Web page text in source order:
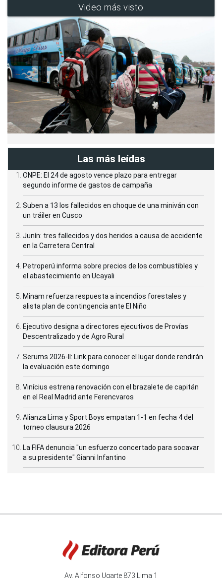
Video más visto
Las más leídas
ONPE: El 24 de agosto vence plazo para entregar
segundo informe de gastos de campaña
Suben a 13 los fallecidos en choque de una miniván con
un tráiler en Cusco
Junín: tres fallecidos y dos heridos a causa de accidente
en la Carretera Central
Petroperú informa sobre precios de los combustibles y
el abastecimiento en Ucayali
Minam refuerza respuesta a incendios forestales y
alista plan de contingencia ante El Niño
Ejecutivo designa a directores ejecutivos de Provías
Descentralizado y de Agro Rural
Serums 2026-II: Link para conocer el lugar donde rendirán
la evaluación este domingo
Vinícius estrena renovación con el brazalete de capitán
en el Real Madrid ante Ferencvaros
Alianza Lima y Sport Boys empatan 1-1 en fecha 4 del
torneo clausura 2026
La FIFA denuncia "un esfuerzo concertado para socavar
a su presidente" Gianni Infantino
Av. Alfonso Ugarte 873 Lima 1